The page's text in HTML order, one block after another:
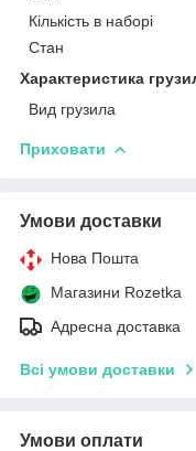
Кількість в наборі
Стан
Характеристика
Вид грузила
Приховати
Умови доставки
Нова Пошта
Магазини Rozetka
Адресна доставка
Всі умови доставки
Умови оплати